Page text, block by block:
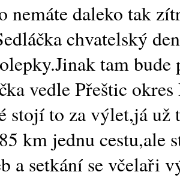
nemáte daleko tak
chvatelský
tam
vedle Přeštic
stojí to za výlet,já
km jednu cestu,ale
a setkání se včelaři